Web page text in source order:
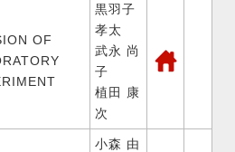
OF
黒羽子
孝太
武永 尚
子
植田 康
次
小森 由